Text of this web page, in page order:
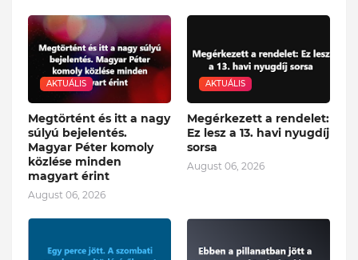
AKTUÁLIS
Megtörtént és itt a nagy
súlyú bejelentés.
Magyar Péter komoly
közlése minden
magyart érint
August 06, 2026
AKTUÁLIS
Megérkezett a rendelet:
Ez lesz a 13. havi nyugdíj
sorsa
August 06, 2026